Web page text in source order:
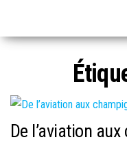
De l’aviation